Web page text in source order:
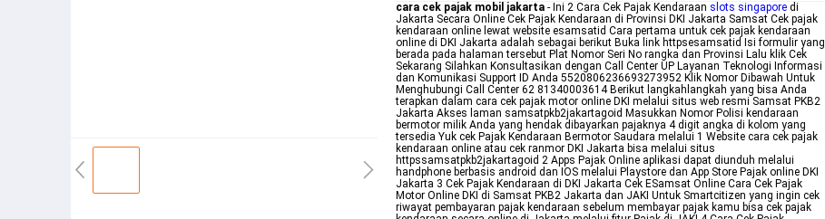
cara cek pajak mobil jakarta - Ini 2 Cara Cek Pajak Kendaraan slots singapore di
Jakarta Secara Online Cek Pajak Kendaraan di Provinsi DKI Jakarta Samsat Cek pajak
kendaraan online lewat website esamsatid Cara pertama untuk cek pajak kendaraan
online di DKI Jakarta adalah sebagai berikut Buka link httpsesamsatid Isi formulir yang
berada pada halaman tersebut Plat Nomor Seri No rangka dan Provinsi Lalu klik Cek
Sekarang Silahkan Konsultasikan dengan Call Center UP Layanan Teknologi Informasi
dan Komunikasi Support ID Anda 5520806236693273952 Klik Nomor Dibawah Untuk
Menghubungi Call Center 62 81340003614 Berikut langkahlangkah yang bisa Anda
terapkan dalam cara cek pajak motor online DKI melalui situs web resmi Samsat PKB2
Jakarta Akses laman samsatpkb2jakartagoid Masukkan Nomor Polisi kendaraan
bermotor milik Anda yang hendak dibayarkan pajaknya 4 digit angka di kolom yang
tersedia Yuk cek Pajak Kendaraan Bermotor Saudara melalui 1 Website cara cek pajak
kendaraan online atau cek ranmor DKI Jakarta bisa melalui situs
httpssamsatpkb2jakartagoid 2 Apps Pajak Online aplikasi dapat diunduh melalui
handphone berbasis android dan IOS melalui Playstore dan App Store Pajak online DKI
Jakarta 3 Cek Pajak Kendaraan di DKI Jakarta Cek ESamsat Online Cara Cek Pajak
Motor Online DKI di Samsat PKB2 Jakarta dan JAKI Untuk Smartcitizen yang ingin cek
riwayat pembayaran pajak kendaraan sebelum membayar pajak kamu bisa cek pajak